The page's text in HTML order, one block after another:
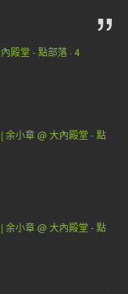
殿堂 - 點部落· 4
小章 @ 大內殿堂 - 點
小章 @ 大內殿堂 - 點